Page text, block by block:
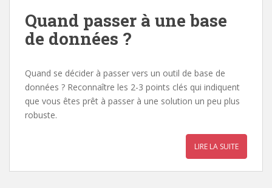
Quand passer à une base
de données ?
Quand se décider à passer vers un outil de base de
données ? Reconnaître les 2-3 points clés qui indiquent
que vous êtes prêt à passer à une solution un peu plus
robuste.
LIRE LA SUITE